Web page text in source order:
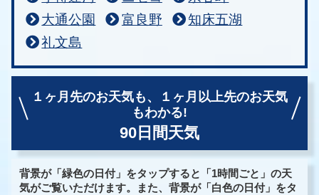
大通公園
富良野
知床五湖
礼文島
１ヶ月先のお天気も、
１ヶ月以上先のお天気
もわかる!
90日間天気
背景が「緑色の日付」をタップすると「1時間ごと」の天
気がご覧いただけます。また、背景が「白色の日付」をタ